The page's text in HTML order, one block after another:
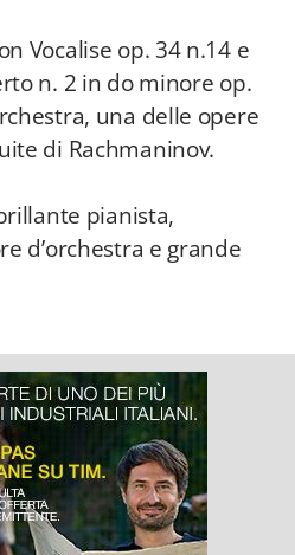
Vocalise op. 34 n.14 e
n. 2 in do minore op.
una delle opere
di Rachmaninov.
pianista,
d’orchestra e grande